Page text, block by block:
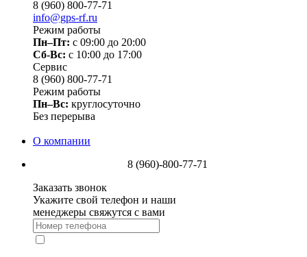
8 (960) 800-77-71
info@gps-rf.ru
Режим работы
Пн–Пт: с 09:00 до 20:00
Сб-Вс: c 10:00 до 17:00
Сервис
8 (960) 800-77-71
Режим работы
Пн–Вс: круглосуточно
Без перерыва
О компании
8 (960)-800-77-71
Заказать звонок
Укажите свой телефон и наши
менеджеры свяжутся с вами